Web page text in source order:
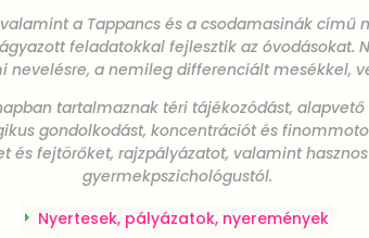
a Tappancs és a csodamasinák című
feladatokkal fejlesztik az óvodásokat.
nevelésre, a nemileg differenciált mesékkel,
tartalmaznak téri tájékozódást,
gondolkodást, koncentrációt és
és fejtörőket, rajzpályázatot, valamint
gyermekpszichológustól.
Nyertesek, pályázatok, nyeremények